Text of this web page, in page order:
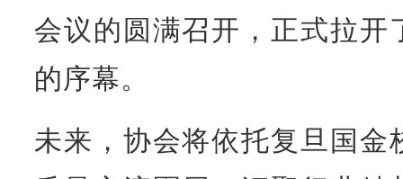
会议的圆满召开，正式拉开
的序幕。
未来，协会将依托复旦国